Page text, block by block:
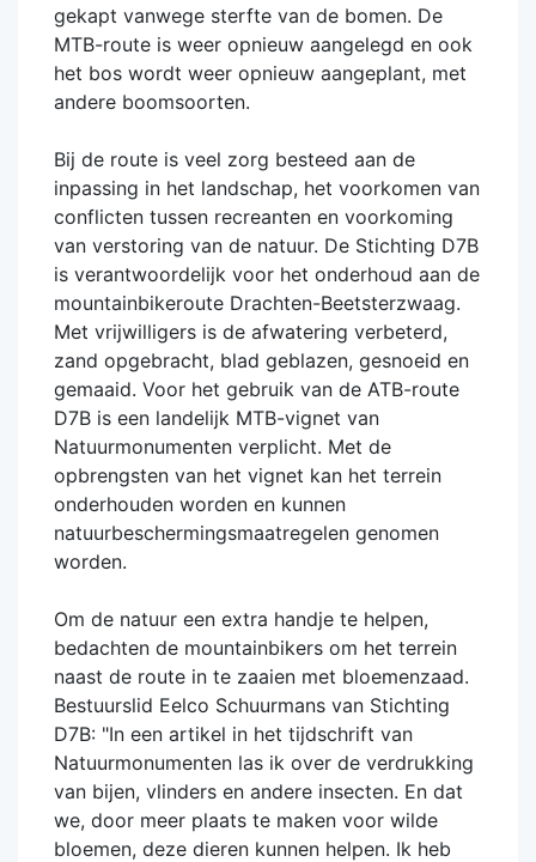
gekapt vanwege sterfte van de bomen. De
MTB-route is weer opnieuw aangelegd en ook
het bos wordt weer opnieuw aangeplant, met
andere boomsoorten.
Bij de route is veel zorg besteed aan de
inpassing in het landschap, het voorkomen van
conflicten tussen recreanten en voorkoming
van verstoring van de natuur. De Stichting D7B
is verantwoordelijk voor het onderhoud aan de
mountainbikeroute Drachten-Beetsterzwaag.
Met vrijwilligers is de afwatering verbeterd,
zand opgebracht, blad geblazen, gesnoeid en
gemaaid. Voor het gebruik van de ATB-route
D7B is een landelijk MTB-vignet van
Natuurmonumenten verplicht. Met de
opbrengsten van het vignet kan het terrein
onderhouden worden en kunnen
natuurbeschermingsmaatregelen genomen
worden.
Om de natuur een extra handje te helpen,
bedachten de mountainbikers om het terrein
naast de route in te zaaien met bloemenzaad.
Bestuurslid Eelco Schuurmans van Stichting
D7B: "In een artikel in het tijdschrift van
Natuurmonumenten las ik over de verdrukking
van bijen, vlinders en andere insecten. En dat
we, door meer plaats te maken voor wilde
bloemen, deze dieren kunnen helpen. Ik heb